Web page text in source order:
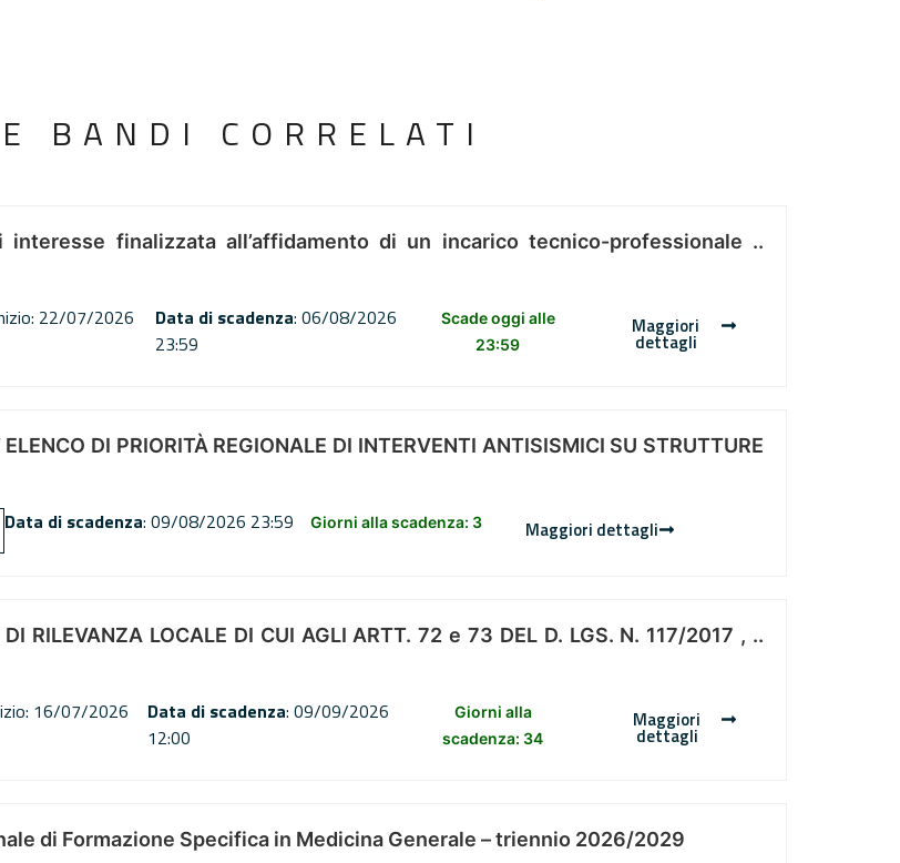
BANDI CORRELATI
finalizzata all’affidamento di un incarico tecnico-professionale ..
22/07/2026
Data di scadenza: 06/08/2026
23:59
Scade oggi alle
23:59
Maggiori
dettagli
DI PRIORITÀ REGIONALE DI INTERVENTI ANTISISMICI SU STRUTTURE
Data di scadenza: 09/08/2026 23:59 Giorni alla scadenza: 3 Maggiori dettagli
RILEVANZA LOCALE DI CUI AGLI ARTT. 72 e 73 DEL D. LGS. N. 117/2017 , ..
16/07/2026
Data di scadenza: 09/09/2026
12:00
Giorni alla
scadenza: 34
Maggiori
dettagli
di Formazione Specifica in Medicina Generale – triennio 2026/2029